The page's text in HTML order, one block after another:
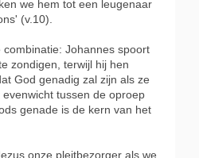
we hem tot een leugenaar
(v.10).
Johannes spoort
zondigen, terwijl hij hen
God genadig zal zijn als ze
tussen de oproep
genade is de kern van het
onze pleitbezorger als we